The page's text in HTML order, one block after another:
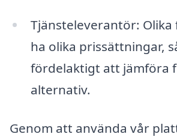
Tjänsteleverantör:
ha olika prissättningar,
fördelaktigt att jämföra
alternativ.
Genom att använda vår